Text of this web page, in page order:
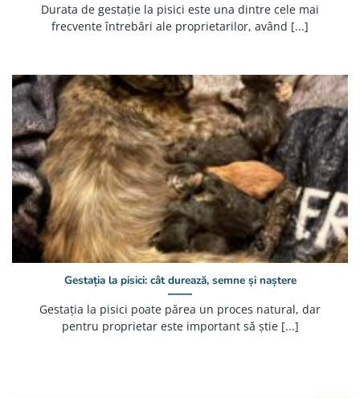
Durata de gestație la pisici este una dintre cele mai
frecvente întrebări ale proprietarilor, având [...]
Gestația la pisici: cât durează, semne și naștere
Gestația la pisici poate părea un proces natural, dar
pentru proprietar este important să știe [...]